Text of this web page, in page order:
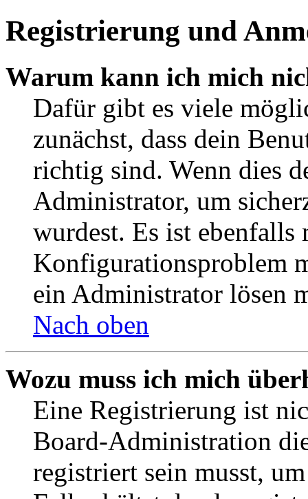
Registrierung und
Warum kann ich mich
Dafür gibt es viele
zunächst, dass dein
richtig sind. Wenn dies
Administrator, um
wurdest. Es ist ebenfalls
Konfigurationsproblem
ein Administrator lösen
Nach oben
Wozu muss ich mich
Eine Registrierung ist
Board-Administration
registriert sein musst,